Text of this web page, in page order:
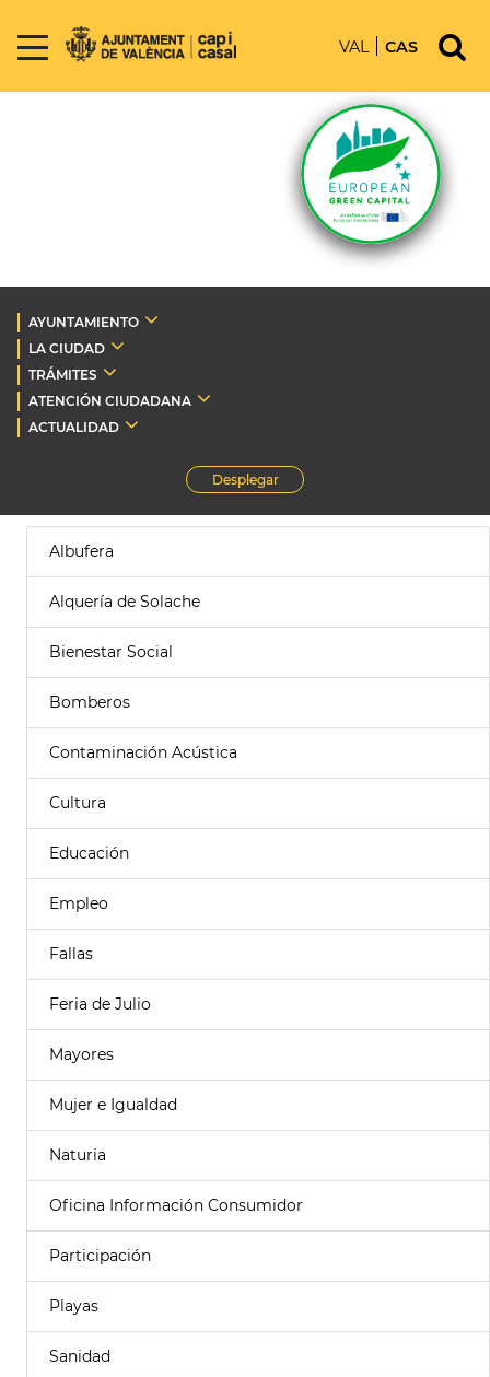
VAL CAS
AYUNTAMIENTO
LA CIUDAD
TRÁMITES
ATENCIÓN CIUDADANA
ACTUALIDAD
Desplegar
Albufera
Alquería de Solache
Bienestar Social
Bomberos
Contaminación Acústica
Cultura
Educación
Empleo
Fallas
Feria de Julio
Mayores
Mujer e Igualdad
Naturia
Oficina Información Consumidor
Participación
Playas
Sanidad